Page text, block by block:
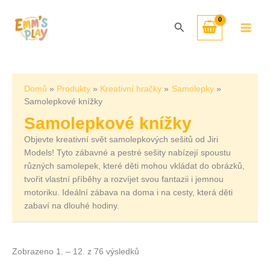
obsah
Hledat
Domů Produkty Kreativní hračky
Samolepky
Samolepkové knížky
Samolepkové knížky
Objevte kreativní svět samolepkových sešitů od Jiri
Models! Tyto zábavné a pestré sešity nabízejí spoustu
různých samolepek, které děti mohou vkládat do obrázků,
tvořit vlastní příběhy a rozvíjet svou fantazii i jemnou
motoriku. Ideální zábava na doma i na cesty, která děti
zabaví na dlouhé hodiny.
Zobrazeno 1. – 12. z 76 výsledků
nejnovějších